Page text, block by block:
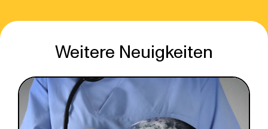
Weitere Neuigkeiten